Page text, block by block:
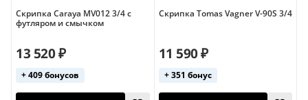
Размер – 3/4
26 сентября 13 августа
Скрипка Caraya MV012 3/4 с
футляром и смычком
13 520 ₽
+ 409 бонусов
Скрипка Tomas Vagner V-90S 3/4
11 590 ₽
+ 351 бонус